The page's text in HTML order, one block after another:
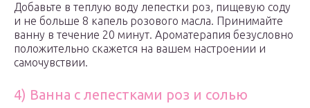
Добавьте в теплую воду лепестки роз, пищевую соду
и не больше 8 капель розового масла. Принимайте
ванну в течение 20 минут. Ароматерапия безусловно
положительно скажется на вашем настроении и
самочувствии.
4) Ванна с лепестками роз и солью